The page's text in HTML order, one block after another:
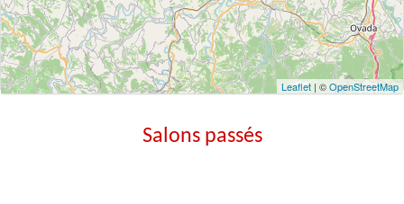
Leaflet | ©OpenStreetMap
Salons passés